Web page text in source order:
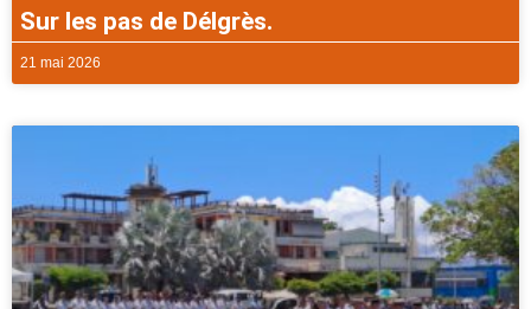
Sur les pas de Délgrès.
21 mai 2026